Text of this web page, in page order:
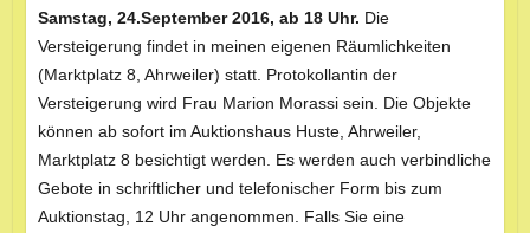
Samstag, 24.September 2016, ab 18 Uhr. Die
Versteigerung findet in meinen eigenen Räumlichkeiten
(Marktplatz 8, Ahrweiler) statt. Protokollantin der
Versteigerung wird Frau Marion Morassi sein. Die Objekte
können ab sofort im Auktionshaus Huste, Ahrweiler,
Marktplatz 8 besichtigt werden. Es werden auch verbindliche
Gebote in schriftlicher und telefonischer Form bis zum
Auktionstag, 12 Uhr angenommen. Falls Sie eine